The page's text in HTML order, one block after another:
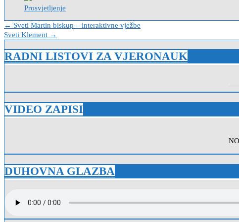
Prosvjetljenje
Navigacija
objava
← Sveti Martin biskup – interaktivne vježbe
Sveti Klement →
RADNI LISTOVI ZA VJERONAUK
VIDEO ZAPISI
DUHOVNA GLAZBA